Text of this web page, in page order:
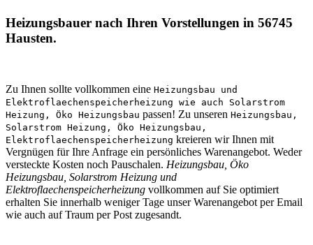
Heizungsbauer nach Ihren Vorstellungen in 56745
Hausten.
Zu Ihnen sollte vollkommen eine Heizungsbau und
Elektroflaechenspeicherheizung wie auch Solarstrom
Heizung, Öko Heizungsbau passen! Zu unseren Heizungsbau,
Solarstrom Heizung, Öko Heizungsbau,
Elektroflaechenspeicherheizung kreieren wir Ihnen mit
Vergnügen für Ihre Anfrage ein persönliches Warenangebot. Weder
versteckte Kosten noch Pauschalen. Heizungsbau, Öko
Heizungsbau, Solarstrom Heizung und
Elektroflaechenspeicherheizung vollkommen auf Sie optimiert
erhalten Sie innerhalb weniger Tage unser Warenangebot per Email
wie auch auf Traum per Post zugesandt.